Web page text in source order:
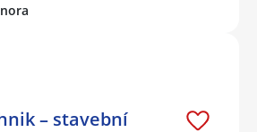
– stavební